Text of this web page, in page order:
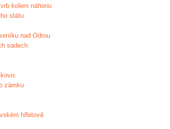
kolem náhonu
státu
nad Odrou
sadech
zámku
hřbitově